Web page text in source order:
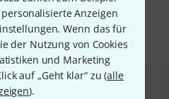
Anzeigen
Wenn das für
der Nutzung von Cookies
und Marketing
auf „Geht klar“ zu (alle
).
vergleichen